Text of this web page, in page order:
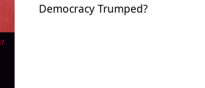
Democracy Trumped?